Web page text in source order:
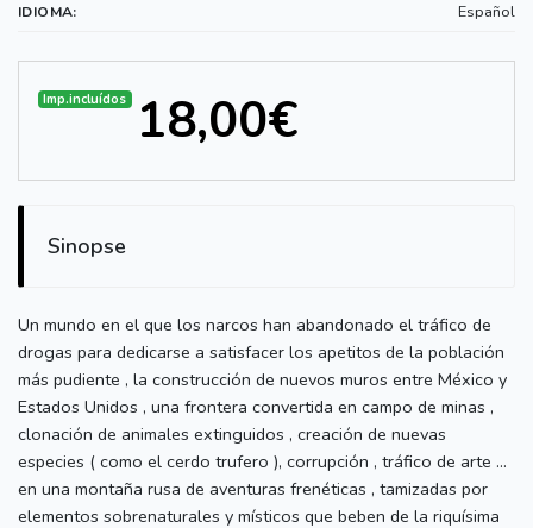
IDIOMA: Español
Imp.incluídos 18,00€
Sinopse
Un mundo en el que los narcos han abandonado el tráfico de
drogas para dedicarse a satisfacer los apetitos de la población
más pudiente , la construcción de nuevos muros entre México y
Estados Unidos , una frontera convertida en campo de minas ,
clonación de animales extinguidos , creación de nuevas
especies ( como el cerdo trufero ), corrupción , tráfico de arte ...
en una montaña rusa de aventuras frenéticas , tamizadas por
elementos sobrenaturales y místicos que beben de la riquísima